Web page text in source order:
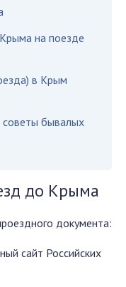
на поезде
в Крым
советы бывалых
до Крыма
документа:
сайт Российских